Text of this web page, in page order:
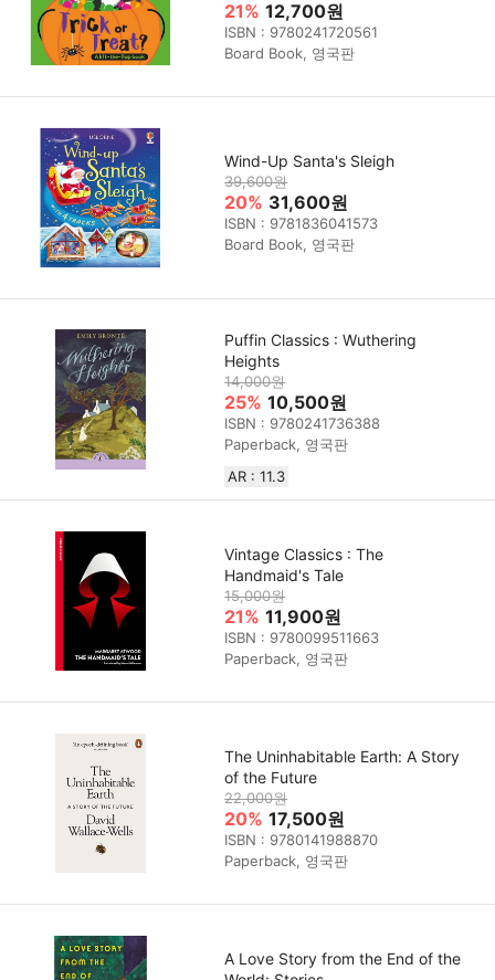
21% 12,700원
ISBN : 9780241720561
Board Book, 영국판
Wind-Up Santa's Sleigh
39,600원
20% 31,600원
ISBN : 9781836041573
Board Book, 영국판
Puffin Classics : Wuthering
Heights
14,000원
25% 10,500원
ISBN : 9780241736388
Paperback, 영국판
AR : 11.3
Vintage Classics : The
Handmaid's Tale
15,000원
21% 11,900원
ISBN : 9780099511663
Paperback, 영국판
The Uninhabitable Earth: A Story
of the Future
22,000원
20% 17,500원
ISBN : 9780141988870
Paperback, 영국판
A Love Story from the End of the